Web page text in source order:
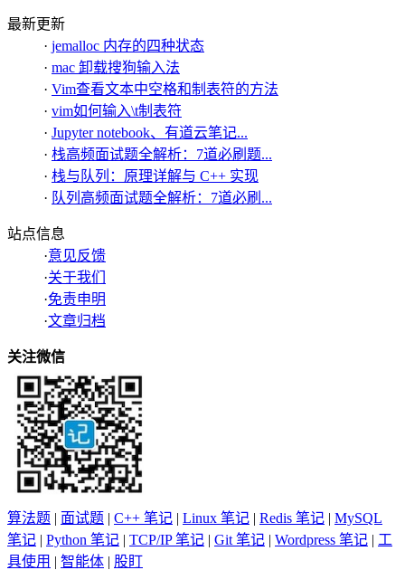
最新更新
· jemalloc 内存的四种状态
· mac 卸载搜狗输入法
· Vim查看文本中空格和制表符的方法
· vim如何输入\t制表符
· Jupyter notebook、有道云笔记...
· 栈高频面试题全解析：7道必刷题...
· 栈与队列：原理详解与 C++ 实现
· 队列高频面试题全解析：7道必刷...
站点信息
·意见反馈
·关于我们
·免责申明
·文章归档
关注微信
算法题 | 面试题 | C++ 笔记 | Linux 笔记 | Redis 笔记 | MySQL
笔记 | Python 笔记 | TCP/IP 笔记 | Git 笔记 | Wordpress 笔记 | 工
具使用 | 智能体 | 股盯